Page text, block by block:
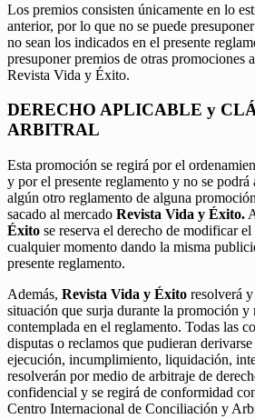
Los premios consisten únicamente en lo
anterior, por lo que no se puede
no sean los indicados en el presente
presuponer premios de otras promociones
Revista Vida y Éxito.
DERECHO APLICABLE y
ARBITRAL
Esta promoción se regirá por el
y por el presente reglamento y no se
algún otro reglamento de alguna
sacado al mercado Revista Vida y Éxito.
Éxito se reserva el derecho de modificar
cualquier momento dando la misma
presente reglamento.
Además, Revista Vida y Éxito resolverá
situación que surja durante la promoción y
contemplada en el reglamento. Todas las
disputas o reclamos que pudieran
ejecución, incumplimiento, liquidación,
resolverán por medio de arbitraje de
confidencial y se regirá de conformidad
Centro Internacional de Conciliación y